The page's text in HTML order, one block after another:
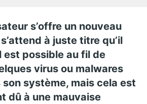
s’offre un nouveau
à juste titre qu’il
est possible au fil de
virus ou malwares
son système, mais cela est
dû à une mauvaise